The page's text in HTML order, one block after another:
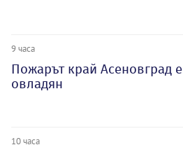
9 часа
Пожарът край Асеновград е
овладян
10 часа